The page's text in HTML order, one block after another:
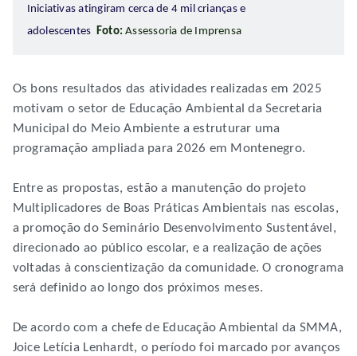
Iniciativas atingiram cerca de 4 mil crianças e
adolescentes Foto: Assessoria de Imprensa
Os bons resultados das atividades realizadas em 2025
motivam o setor de Educação Ambiental da Secretaria
Municipal do Meio Ambiente a estruturar uma
programação ampliada para 2026 em Montenegro.
Entre as propostas, estão a manutenção do projeto
Multiplicadores de Boas Práticas Ambientais nas escolas,
a promoção do Seminário Desenvolvimento Sustentável,
direcionado ao público escolar, e a realização de ações
voltadas à conscientização da comunidade. O cronograma
será definido ao longo dos próximos meses.
De acordo com a chefe de Educação Ambiental da SMMA,
Joice Letícia Lenhardt, o período foi marcado por avanços